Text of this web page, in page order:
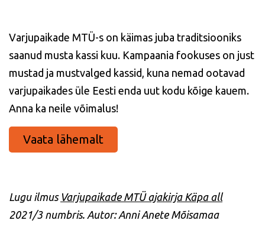
Varjupaikade MTÜ-s on käimas juba traditsiooniks
saanud musta kassi kuu. Kampaania fookuses on just
mustad ja mustvalged kassid, kuna nemad ootavad
varjupaikades üle Eesti enda uut kodu kõige kauem.
Anna ka neile võimalus!
Vaata lähemalt
Lugu ilmus Varjupaikade MTÜ ajakirja Käpa all
2021/3 numbris. Autor: Anni Anete Mõisamaa